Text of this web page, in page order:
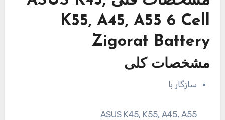
K55, A45, A55 6 Cell
Zigorat Battery
مشخصات کلی
سازگار با
ASUS K45, K55, A45, A55